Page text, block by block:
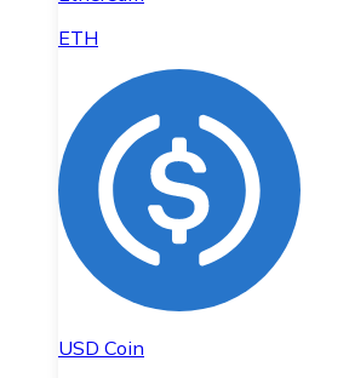
ETH
USD Coin